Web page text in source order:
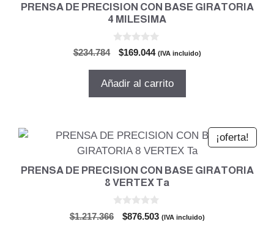
PRENSA DE PRECISION CON BASE GIRATORIA
4 MILESIMA
$234.784
El
original
$169.044El
actual
(IVA incluido)
Añadir al carrito
¡oferta!
PRENSA DE PRECISION CON BASE GIRATORIA
8 VERTEX Ta
0
d
$1.217.366
El
$876.503El(IVA incluido)